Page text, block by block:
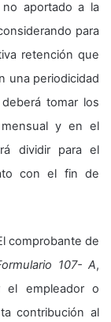
aportado a la
para
retención que
una periodicidad
tomar los
mensual y en el
dividir para el
con el fin de
comprobante de
107- A,
el empleador o
contribución al